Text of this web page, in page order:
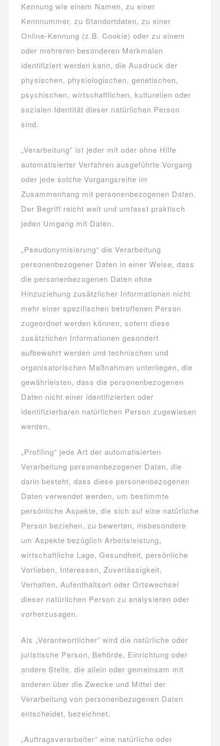
Kennung wie einem Namen, zu einer
Kennnummer, zu Standortdaten, zu einer
Online-Kennung (z.B. Cookie) oder zu einem
oder mehreren besonderen Merkmalen
identifiziert werden kann, die Ausdruck der
physischen, physiologischen, genetischen,
psychischen, wirtschaftlichen, kulturellen oder
sozialen Identität dieser natürlichen Person
sind.
„Verarbeitung“ ist jeder mit oder ohne Hilfe
automatisierter Verfahren ausgeführte Vorgang
oder jede solche Vorgangsreihe im
Zusammenhang mit personenbezogenen Daten.
Der Begriff reicht weit und umfasst praktisch
jeden Umgang mit Daten.
„Pseudonymisierung“ die Verarbeitung
personenbezogener Daten in einer Weise, dass
die personenbezogenen Daten ohne
Hinzuziehung zusätzlicher Informationen nicht
mehr einer spezifischen betroffenen Person
zugeordnet werden können, sofern diese
zusätzlichen Informationen gesondert
aufbewahrt werden und technischen und
organisatorischen Maßnahmen unterliegen, die
gewährleisten, dass die personenbezogenen
Daten nicht einer identifizierten oder
identifizierbaren natürlichen Person zugewiesen
werden.
„Profiling“ jede Art der automatisierten
Verarbeitung personenbezogener Daten, die
darin besteht, dass diese personenbezogenen
Daten verwendet werden, um bestimmte
persönliche Aspekte, die sich auf eine natürliche
Person beziehen, zu bewerten, insbesondere
um Aspekte bezüglich Arbeitsleistung,
wirtschaftliche Lage, Gesundheit, persönliche
Vorlieben, Interessen, Zuverlässigkeit,
Verhalten, Aufenthaltsort oder Ortswechsel
dieser natürlichen Person zu analysieren oder
vorherzusagen.
Als „Verantwortlicher“ wird die natürliche oder
juristische Person, Behörde, Einrichtung oder
andere Stelle, die allein oder gemeinsam mit
anderen über die Zwecke und Mittel der
Verarbeitung von personenbezogenen Daten
entscheidet, bezeichnet.
„Auftragsverarbeiter“ eine natürliche oder